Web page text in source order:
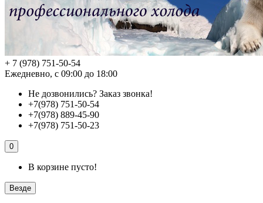
+ 7 (978) 751-50-54
Ежедневно, с 09:00 до 18:00
Не дозвонились? Заказ звонка!
+7(978) 751-50-54
+7(978) 889-45-90
+7(978) 751-50-23
0
В корзине пусто!
Везде